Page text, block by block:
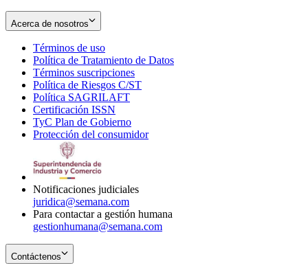
Acerca de nosotros
Términos de uso
in
new
window
Política de Tratamiento de Datos
Términos suscripciones
in
Política de Riesgos C/ST
Política SAGRILAFT
new
window
Certificación ISSN
in
new
TyC Plan de Gobierno
in
Protección del consumidorOpens
Notificaciones judiciales
juridica@semana.com
Para contactar a gestión humana
gestionhumana@semana.com
Contáctenos